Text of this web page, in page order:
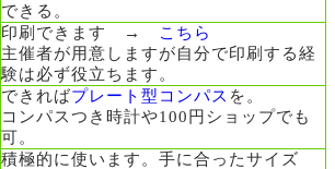
できる。
印刷できます →
こちら
主催者が用意しますが自分で印刷する経
験は必ず役立ちます。
できればプレート型コンパス を。
コンパスつき時計や100円ショップでも
可。
積極的に使います。手に合ったサイズ